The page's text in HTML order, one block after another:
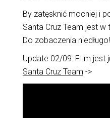
By zatęsknić mocniej i
Santa Cruz Team jest
Do zobaczenia niedługo!
Update 02/09: FIlm jest
Santa Cruz Team ->